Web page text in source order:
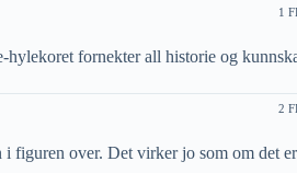
1
fornekter all historie og
2
figuren over. Det virker jo som om det